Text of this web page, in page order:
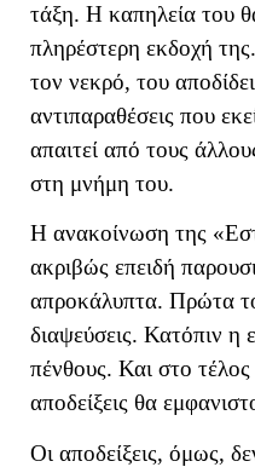
τάξη. Η καπηλεία του
πληρέστερη εκδοχή
τον νεκρό, του
αντιπαραθέσεις που
απαιτεί από τους
στη μνήμη του.
Η ανακοίνωση της
ακριβώς επειδή
απροκάλυπτα. Πρώτα
διαψεύσεις. Κατόπιν η
πένθους. Και στο
αποδείξεις θα
Οι αποδείξεις, όμως,